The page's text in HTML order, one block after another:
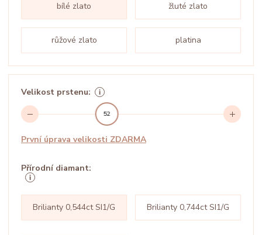
bílé zlato žluté zlato
růžové zlato platina
Velikost prstenu:
52
První úprava velikosti ZDARMA
Přírodní diamant:
Brilianty 0,544ct SI1/G Brilianty 0,744ct SI1/G